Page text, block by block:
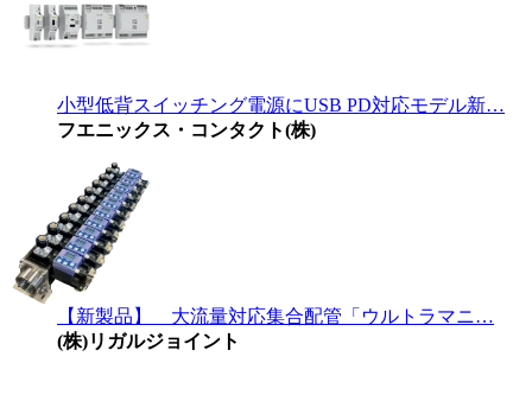
小型低背スイッチング電源にUSB PD対応モデル新…
フエニックス・コンタクト(株)
【新製品】 大流量対応集合配管「ウルトラマニ…
(株)リガルジョイント